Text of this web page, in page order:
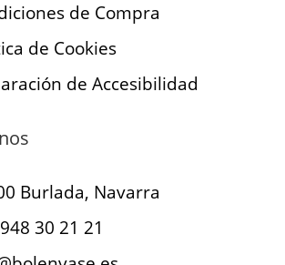
de Compra
de Cookies
de Accesibilidad
Burlada, Navarra
30 21 21